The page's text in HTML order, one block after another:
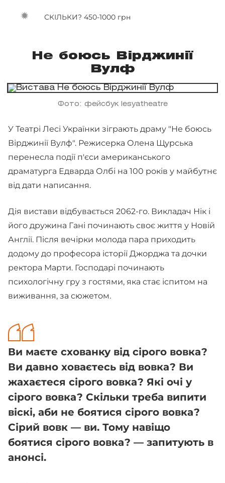
СКІЛЬКИ? 450-1000 грн
Не боюсь Вірджинії
Вулф
Фото: фейсбук lesyatheatre
У Театрі Лесі Українки зіграють драму "Не боюсь
Вірджинії Вулф". Режисерка Олена Щурська
перенесла події п'єси американського
драматурга Едварда Олбі на 100 років у майбутнє
від дати написання.
Дія вистави відбувається 2062-го. Викладач Нік і
його дружина Гані починають своє життя у Новій
Англії. Після вечірки молода пара приходить
додому до професора історії Джорджа та дочки
ректора Марти. Господарі починають
психологічну гру з гостями, яка стає іспитом на
виживання, за сюжетом.
Ви маєте схованку від сірого вовка?
Ви давно ховаєтесь від вовка? Ви
жахаєтеся сірого вовка? Які очі у
сірого вовка? Скільки треба випити
віскі, аби не боятися сірого вовка?
Сірий вовк — ви. Тому навіщо
боятися сірого вовка? — запитують в
анонсі.